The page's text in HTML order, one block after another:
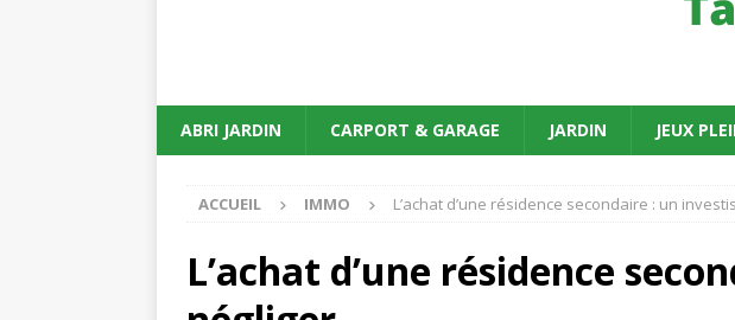
ABRI JARDIN CARPORT & GARAGE JARDIN JEUX
ACCUEIL IMMO L’achat d’une résidence secondaire : un
L’achat d’une résidence